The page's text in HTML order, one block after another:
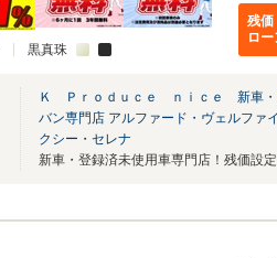
黒真珠
残価
ロ
Ｋ Ｐｒｏｄｕｃｅ ｎｉｃｅ 新車
バン専門店 アルファード・ヴェルファ
クシー・セレナ